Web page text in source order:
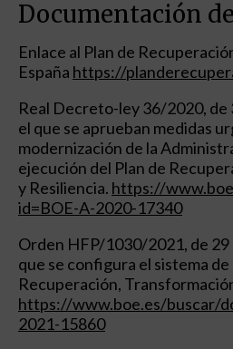
Documentación
Enlace al Plan de
España https://
Real Decreto-ley 36/2020, de
el que se aprueban medidas
modernización de la
ejecución del Plan de
y Resiliencia. https://
id=BOE-A-2020-17340
Orden HFP/1030/2021, de
que se configura el sistema
Recuperación,
https://www.boe.es/buscar/
2021-15860